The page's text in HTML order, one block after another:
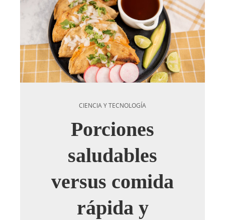
CIENCIA Y TECNOLOGÍA
Porciones
saludables
versus comida
rápida y